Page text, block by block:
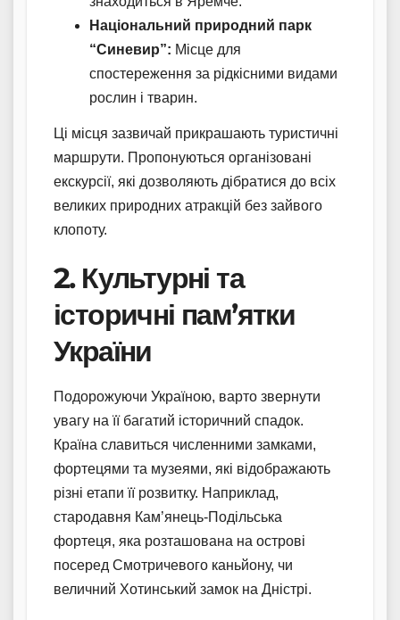
Національний природний парк
“Синевир”: Місце для
спостереження за рідкісними видами
рослин і тварин.
Ці місця зазвичай прикрашають туристичні
маршрути. Пропонуються організовані
екскурсії, які дозволяють дібратися до всіх
великих природних атракцій без зайвого
клопоту.
2. Культурні та
історичні пам’ятки
України
Подорожуючи Україною, варто звернути
увагу на її багатий історичний спадок.
Країна славиться численними замками,
фортецями та музеями, які відображають
різні етапи її розвитку. Наприклад,
стародавня Кам’янець-Подільська
фортеця, яка розташована на острові
посеред Смотричевого каньйону, чи
величний Хотинський замок на Дністрі.